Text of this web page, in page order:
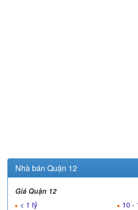
Nhà bán Quận 12
Giá Quận 12
< 1 tỷ
10 -